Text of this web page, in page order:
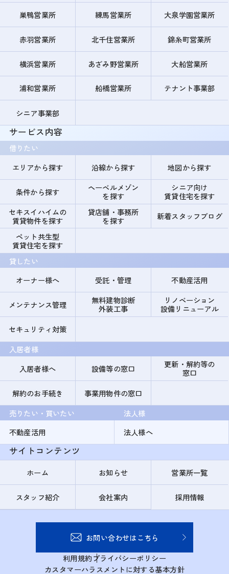
巣鴨営業所 練馬営業所 大泉学園営業所
赤羽営業所 北千住営業所 錦糸町営業所
横浜営業所 あざみ野営業所 大船営業所
浦和営業所 船橋営業所 テナント事業部
シニア事業部
サービス内容
借りたい
エリアから探す
沿線から探す 地図から探す
条件から探す
ヘーベルメゾン
を探す
シニア向け
賃貸住宅を探す
セキスイハイムの
賃貸物件を探す
貸店舗・事務所
を探す
新着スタッフブログ
ペット共生型
賃貸住宅を探す
貸したい
オーナー様へ
受託・管理 不動産活用
メンテナンス管理
無料建物診断
外装工事
リノベーション
設備リニューアル
セキュリティ対策
入居者様
入居者様へ
設備等の窓口
更新・解約等の
窓口
解約のお手続き
事業用物件の窓口
売りたい・買いたい
不動産活用
法人様
法人様へ
サイトコンテンツ
ホーム お知らせ 営業所一覧
スタッフ紹介 会社案内 採用情報
お問い合わせはこちら
利用規約プライバシーポリシー
カスタマーハラスメントに対する基本方針